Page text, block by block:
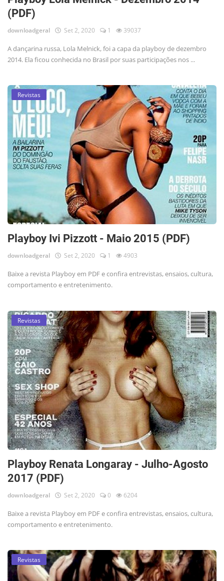
(PDF)
downloadgeral Set 2, 2020 1 39037
A dançarina russa, Lola Melnick, foi a capa da playboy de dezembro
2014. Ela ficou conhecida no Brasil por suas participações nos ...
Revistas
Playboy Ivi Pizzott - Maio 2015 (PDF)
downloadgeral Set 2, 2020 1 4903
Baixe a revista Playboy em PDF e confira entrevistas, ensaios, cultura,
comportamento e entretenimento.
Revistas
Playboy Renata Longaray - Julho-Agosto
2017 (PDF)
downloadgeral Set 2, 2020 0 6204
Baixe a revista Playboy em PDF e confira entrevistas, ensaios, cultura,
comportamento e entretenimento.
Revistas